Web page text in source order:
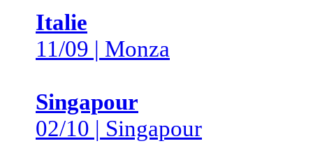
Italie
11/09 | Monza
Singapour
02/10 | Singapour